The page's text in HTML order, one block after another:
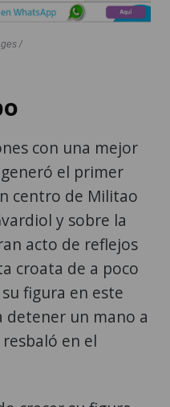
/
con una mejor
el primer
centro de Militao
y sobre la
acto de reflejos
croata de a poco
figura en este
detener un mano a
en el